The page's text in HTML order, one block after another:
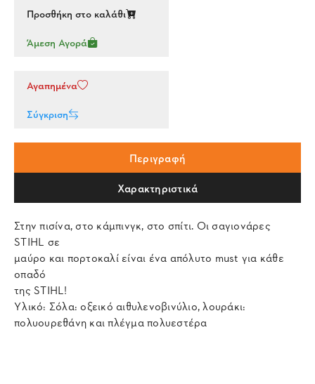
Προσθήκη στο καλάθι
Άμεση Αγορά
Αγαπημένα
Σύγκριση
Περιγραφή
Χαρακτηριστικά
Στην πισίνα, στο κάμπινγκ, στο σπίτι. Οι σαγιονάρες
STIHL σε
μαύρο και πορτοκαλί είναι ένα απόλυτο must για κάθε
οπαδό
της STIHL!
Υλικό: Σόλα: οξεικό αιθυλενοβινύλιο, λουράκι:
πολυουρεθάνη και πλέγμα πολυεστέρα